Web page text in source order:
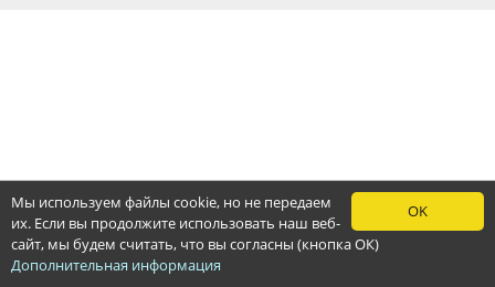
OK
Мы используем файлы cookie, но не передаем
их. Если вы продолжите использовать наш веб-
сайт, мы будем считать, что вы согласны (кнопка ОК)
Дополнительная информация